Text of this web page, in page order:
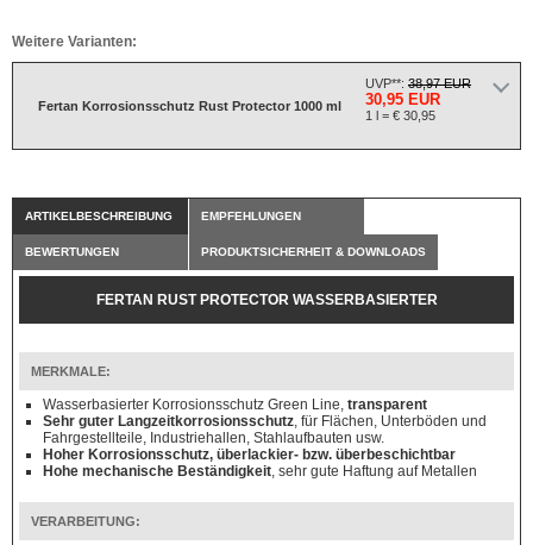
Weitere Varianten:
Fertan Korrosionsschutz Rust Protector 1000 ml
UVP**: 38,97 EUR
30,95 EUR
1 l = € 30,95
ARTIKELBESCHREIBUNG EMPFEHLUNGEN
BEWERTUNGEN PRODUKTSICHERHEIT & DOWNLOADS
FERTAN RUST PROTECTOR WASSERBASIERTER
MERKMALE:
Wasserbasierter Korrosionsschutz Green Line, transparent
Sehr guter Langzeitkorrosionsschutz, für Flächen, Unterböden und
Fahrgestellteile, Industriehallen, Stahlaufbauten usw.
Hoher Korrosionsschutz, überlackier- bzw. überbeschichtbar
Hohe mechanische Beständigkeit, sehr gute Haftung auf Metallen
VERARBEITUNG: